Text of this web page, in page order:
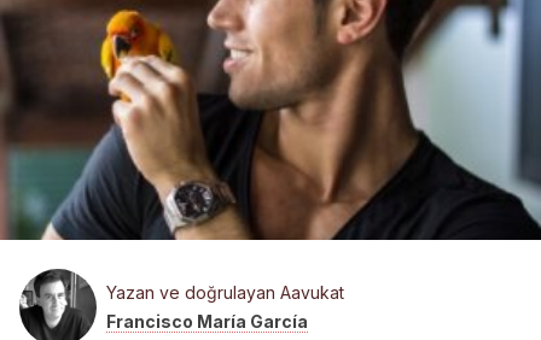
Yazan ve doğrulayan Aavukat
Francisco María García